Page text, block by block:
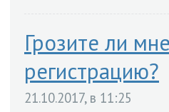
Грозите ли
регистрацию?
21.10.2017, в 11:25